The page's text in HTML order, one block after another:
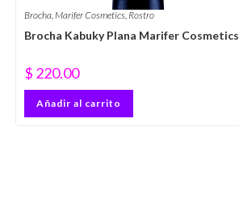
Brocha, Marifer Cosmetics, Rostro
Brocha Kabuky Plana Marifer Cosmetics
$ 220.00
Añadir al carrito